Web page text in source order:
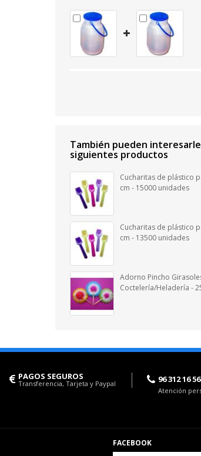
También pueden
siguientes productos
Cucharitas de plástico
cm - 15000 unidades
Cucharitas de plástico
cm - 13500 unidades
Adorno Pincho
Coctelería/Heladería -
PAGOS SEGUROS
Transferencia, Tarjeta y Paypal 96 312 16 56
Atención
FACEBOOK